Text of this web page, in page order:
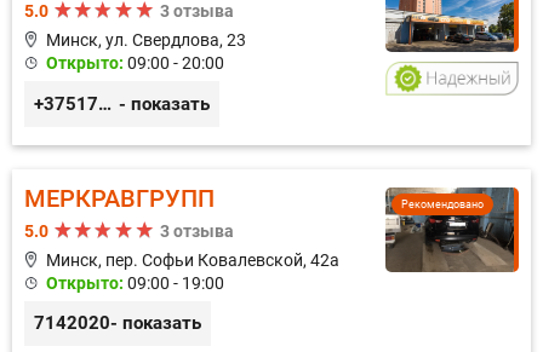
5.0
3 отзыва
Минск, ул. Свердлова, 23
Открыто: 09:00 - 20:00
+375173212443 - показать
Рекомендовано
МЕРКРАВГРУПП
5.0
3 отзыва
Минск, пер. Софьи Ковалевской, 42а
Открыто: 09:00 - 19:00
7142020- показать